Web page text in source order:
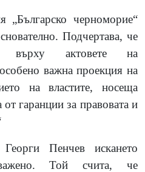
„Българско черноморие“
Подчертава, че
върху актовете на
важна проекция на
на властите, носеща
гаранции за правовата и
Пенчев искането
Той счита, че